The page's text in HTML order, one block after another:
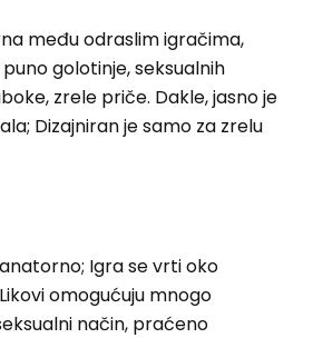
među odraslim igračima,
golotinje, seksualnih
zrele priče. Dakle, jasno je
Dizajniran je samo za zrelu
Igra se vrti oko
omogućuju mnogo
način, praćeno